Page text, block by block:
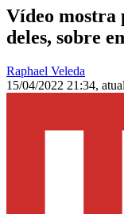
Vídeo mostra
deles, sobre
Raphael Veleda
15/04/2022 21:34,